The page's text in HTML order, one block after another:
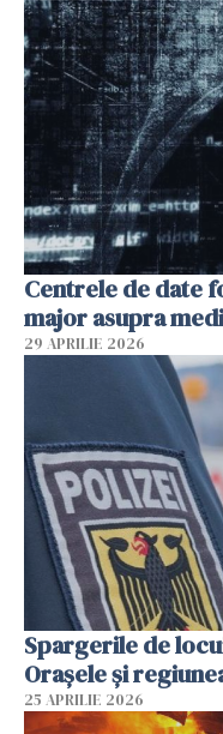
Centrele de date
major asupra
29 APRILIE 2026
Spargerile de
Orașele și
25 APRILIE 2026